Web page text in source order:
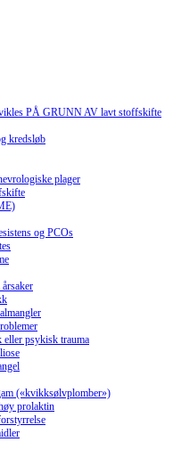
PÅ GRUNN AV lavt stoffskifte
kredsløb
plager
og PCOs
psykisk trauma
(«kvikksølvplomber»)
prolaktin